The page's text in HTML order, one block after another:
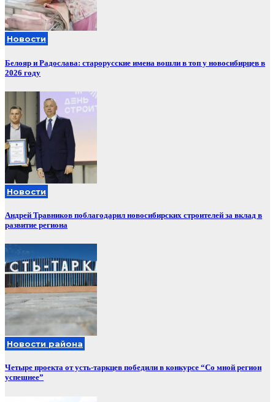
Новости
Белояр и Радослава: старорусские имена вошли в топ у новосибирцев в
2026 году
Новости
Андрей Травников поблагодарил новосибирских строителей за вклад в
развитие региона
Новости района
Четыре проекта от усть-таркцев победили в конкурсе “Со мной регион
успешнее”